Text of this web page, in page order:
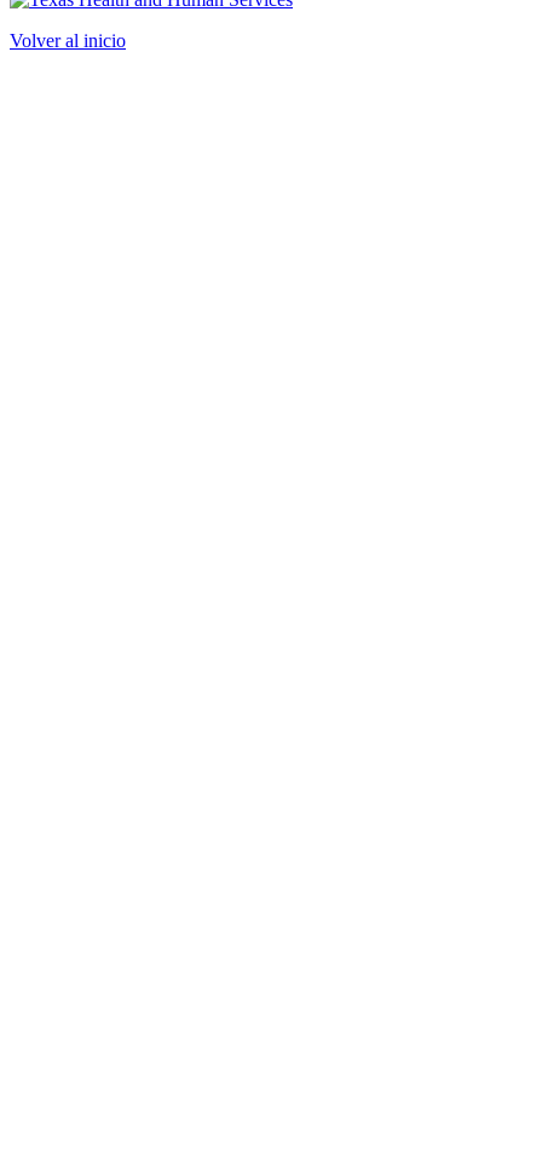
Volver al inicio